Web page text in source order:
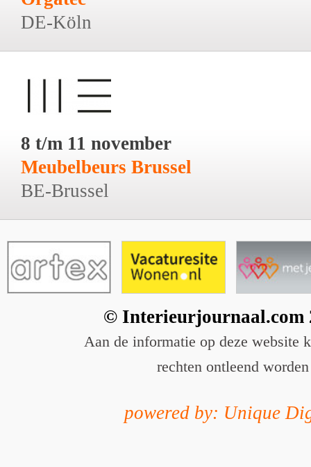
DE-Köln
8 t/m 11 november
Meubelbeurs Brussel
BE-Brussel
© Interieurjournaal.com
Aan de informatie op deze website
rechten ontleend worden
powered by: Unique